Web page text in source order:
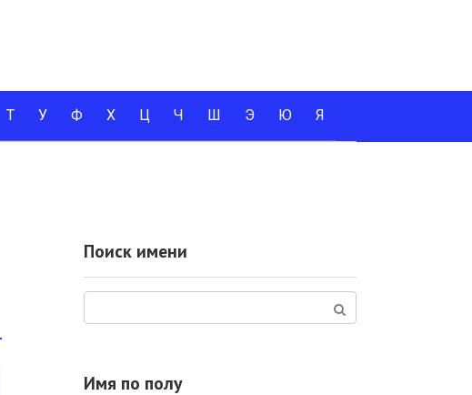
Т У Ф Х Ц Ч Ш Э Ю Я
Поиск имени
Имя по полу